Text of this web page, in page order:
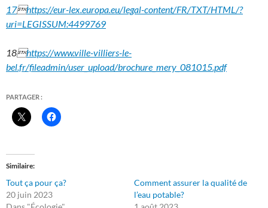
17https://eur-lex.europa.eu/legal-content/FR/TXT/HTML/?
uri=LEGISSUM:4499769
18https://www.ville-villiers-le-
bel.fr/fileadmin/user_upload/brochure_mery_081015.pdf
PARTAGER :
Similaire
Tout ça pour ça?
20 juin 2023
Comment assurer la qualité de
l’eau potable?